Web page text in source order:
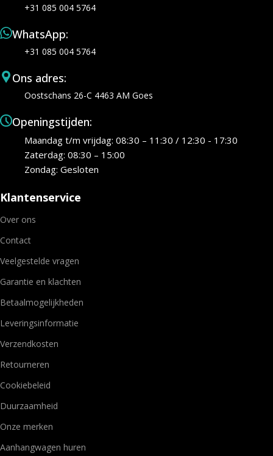
+31 085 004 5764
WhatsApp:
+31 085 004 5764
Ons adres:
Oostschans 26-C 4463 AM Goes
Openingstijden:
Maandag t/m vrijdag: 08:30 – 11:30 / 12:30 - 17:30
Zaterdag: 08:30 – 15:00
Zondag: Gesloten
Klantenservice
Over ons
Contact
Veelgestelde vragen
Garantie en klachten
Betaalmogelijkheden
Leveringsinformatie
Verzendkosten
Retourneren
Cookiebeleid
Duurzaamheid
Onze merken
Aanhangwagen huren